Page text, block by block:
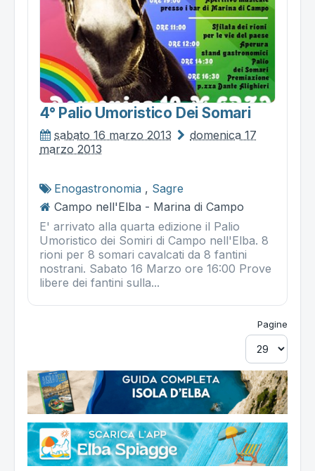
4° Palio Umoristico Dei Somari
sabato 16 marzo 2013
domenica 17
marzo 2013
Enogastronomia , Sagre
Campo nell'Elba - Marina di Campo
E' arrivato alla quarta edizione il Palio
Umoristico dei Somiri di Campo nell'Elba. 8
rioni per 8 somari cavalcati da 8 fantini
nostrani. Sabato 16 Marzo ore 16:00 Prove
libere dei fantini sulla...
Pagine